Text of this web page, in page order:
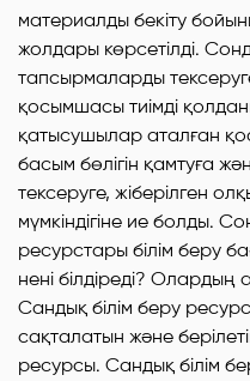
материалды бекіту
жолдары көрсетілді.
тапсырмаларды
қосымшасы тиімді
қатысушылар аталған
басым бөлігін қамтуға
тексеруге, жіберілген
мүмкіндігіне ие болды.
ресурстары білім беру
нені білдіреді?
Сандық білім беру
сақталатын және
ресурсы. Сандық білім